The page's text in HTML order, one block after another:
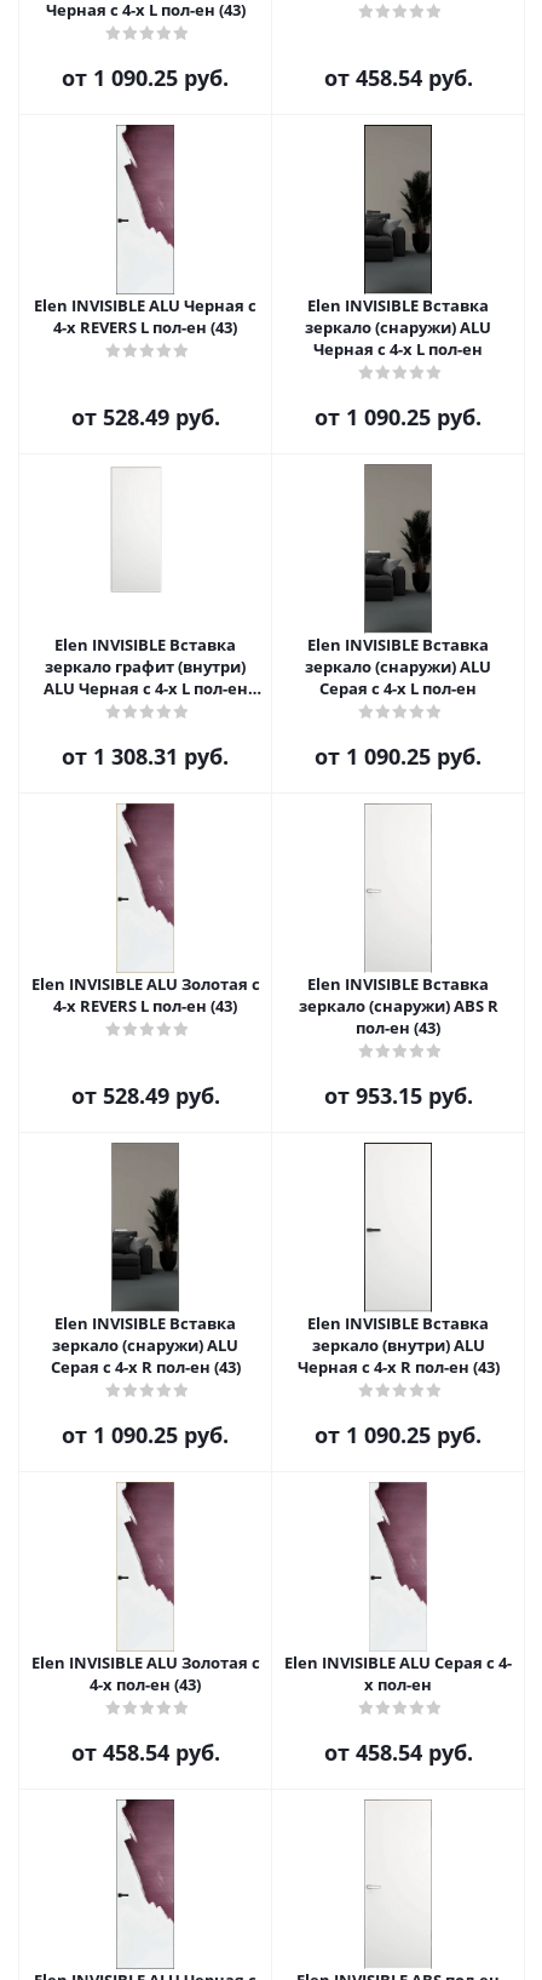
Черная с 4-х L пол-ен (43)
от 1 090.25 руб. от 458.54 руб.
Elen INVISIBLE ALU Черная с
4-х REVERS L пол-ен (43)
от 528.49 руб.
Elen INVISIBLE Вставка
зеркало (снаружи) ALU
Черная с 4-х L пол-ен
от 1 090.25 руб.
Elen INVISIBLE Вставка
зеркало графит (внутри)
ALU Черная с 4-х L пол-ен
(43)
от 1 308.31 руб.
Elen INVISIBLE Вставка
зеркало (снаружи) ALU
Серая с 4-х L пол-ен
от 1 090.25 руб.
Elen INVISIBLE ALU Золотая с
4-х REVERS L пол-ен (43)
от 528.49 руб.
Elen INVISIBLE Вставка
зеркало (снаружи) ABS R
пол-ен (43)
от 953.15 руб.
Elen INVISIBLE Вставка
зеркало (снаружи) ALU
Серая с 4-х R пол-ен (43)
от 1 090.25 руб.
Elen INVISIBLE Вставка
зеркало (внутри) ALU
Черная с 4-х R пол-ен (43)
от 1 090.25 руб.
Elen INVISIBLE ALU Золотая с
4-х пол-ен (43)
от 458.54 руб.
Elen INVISIBLE ALU Серая с 4-
х пол-ен
от 458.54 руб.